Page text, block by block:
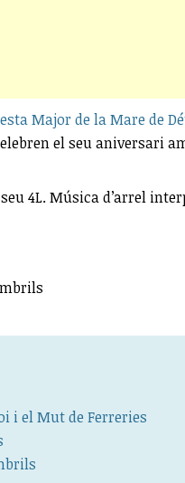
Major de la Mare de
el seu aniversari
4L. Música d’arrel
i el Mut de Ferreries